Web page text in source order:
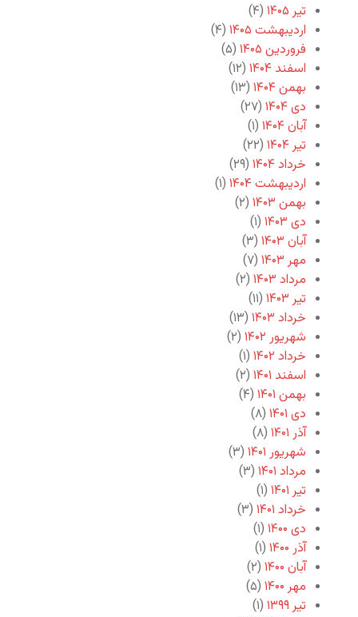
تیر ۱۴۰۵
(۴)
اردیبهشت ۱۴۰۵
(۴)
فروردین ۱۴۰۵
(۵)
اسفند ۱۴۰۴
(۱۲)
بهمن ۱۴۰۴
(۱۳)
دی ۱۴۰۴
(۲۷)
آبان ۱۴۰۴
(۱)
تیر ۱۴۰۴
(۲۲)
خرداد ۱۴۰۴
(۲۹)
اردیبهشت ۱۴۰۴
(۱)
بهمن ۱۴۰۳
(۲)
دی ۱۴۰۳
(۱)
آبان ۱۴۰۳
(۳)
مهر ۱۴۰۳
(۷)
مرداد ۱۴۰۳
(۲)
تیر ۱۴۰۳
(۱۱)
خرداد ۱۴۰۳
(۱۳)
شهریور ۱۴۰۲
(۲)
خرداد ۱۴۰۲
(۱)
اسفند ۱۴۰۱
(۲)
بهمن ۱۴۰۱
(۴)
دی ۱۴۰۱
(۸)
آذر ۱۴۰۱
(۸)
شهریور ۱۴۰۱
(۳)
مرداد ۱۴۰۱
(۳)
تیر ۱۴۰۱
(۱)
خرداد ۱۴۰۱
(۳)
دی ۱۴۰۰
(۱)
آذر ۱۴۰۰
(۱)
آبان ۱۴۰۰
(۲)
مهر ۱۴۰۰
(۵)
تیر ۱۳۹۹
(۱)